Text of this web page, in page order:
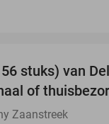
stuks) van
of
Zaanstreek